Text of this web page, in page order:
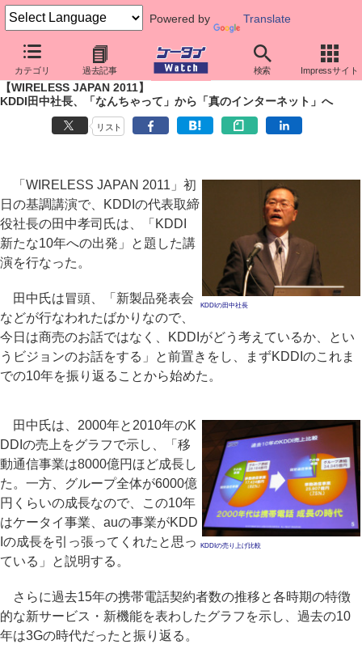
Powered by Translate
カテゴリ 過去記事 検索 Impressサイト
ケータイ Watch イベント WIRELESS JAPAN
【WIRELESS JAPAN 2011】
KDDI田中社長、「なんちゃって」から「真のインターネット」へ
リスト
KDDIの田中社長
「WIRELESS JAPAN 2011」初
日の基調講演で、KDDIの代表取締
役社長の田中孝司氏は、「KDDI
新たな10年への出発」と題した講
演を行なった。
田中氏は冒頭、「新製品発表会
などが行なわれたばかりなので、
今日は商売のお話ではなく、KDDIがどう考えているか、とい
うビジョンのお話をする」と前置きをし、まずKDDIのこれま
での10年を振り返ることから始めた。
KDDIの売り上げ比較
田中氏は、2000年と2010年のK
DDIの売上をグラフで示し、「移
動通信事業は8000億円ほど成長し
た。一方、グループ全体が6000億
円くらいの成長なので、この10年
はケータイ事業、auの事業がKDD
Iの成長を引っ張ってくれたと思っ
ている」と説明する。
さらに過去15年の携帯電話契約者数の推移と各時期の特徴
的な新サービス・新機能を表わしたグラフを示し、過去の10
年は3Gの時代だったと振り返る。